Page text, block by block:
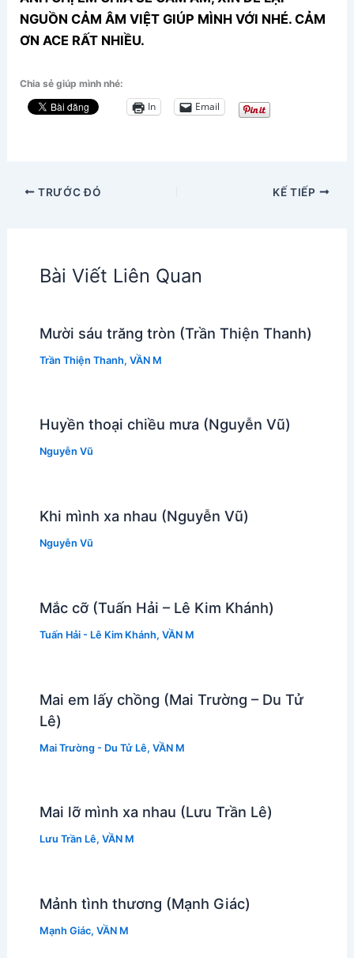
NGUỒN CẢM ÂM VIỆT GIÚP MÌNH VỚI NHÉ. CẢM
ƠN ACE RẤT NHIỀU.
Chia sẻ giúp mình nhé:
In Email
TRƯỚC ĐÓ KẾ TIẾP
Bài Viết Liên Quan
Mười sáu trăng tròn (Trần Thiện Thanh)
Trần Thiện Thanh, VẦN M
Huyền thoại chiều mưa (Nguyễn Vũ)
Nguyễn Vũ
Khi mình xa nhau (Nguyễn Vũ)
Nguyễn Vũ
Mắc cỡ (Tuấn Hải – Lê Kim Khánh)
Tuấn Hải - Lê Kim Khánh, VẦN M
Mai em lấy chồng (Mai Trường – Du Tử
Lê)
Mai Trường - Du Tử Lê, VẦN M
Mai lỡ mình xa nhau (Lưu Trần Lê)
Lưu Trần Lê, VẦN M
Mảnh tình thương (Mạnh Giác)
Mạnh Giác, VẦN M